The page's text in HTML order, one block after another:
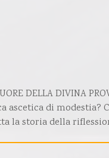
SUORE DELLA DIVINA
ascetica di modestia?
la storia della